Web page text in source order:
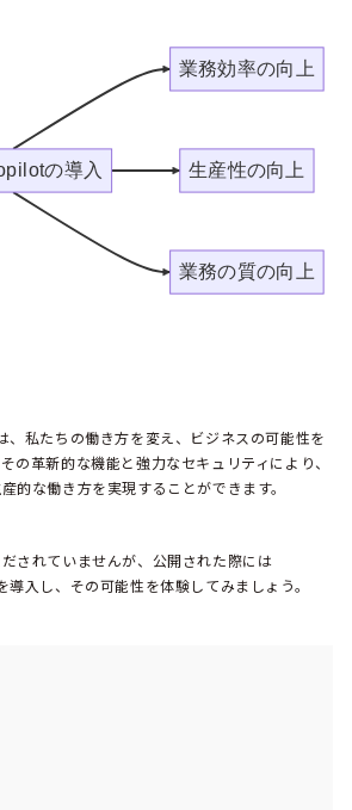
の導入
業務効率の向上
生産性の向上
業務の質の向上
私たちの働き方を変え、ビジネスの可能性を
の革新的な機能と強力なセキュリティにより、
的な働き方を実現することができます。
されていませんが、公開された際には
入し、その可能性を体験してみましょう。